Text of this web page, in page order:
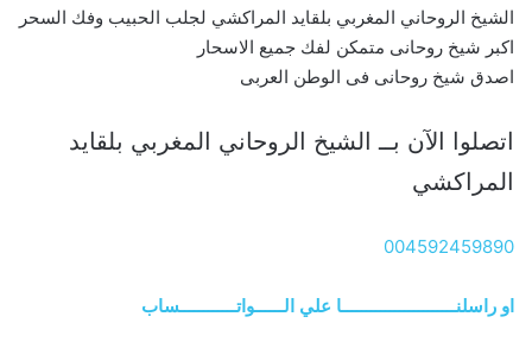
الشيخ الروحاني المغربي بلقايد المراكشي لجلب الحبيب وفك السحر
اكبر شيخ روحانى متمكن لفك جميع الاسحار
اصدق شيخ روحانى فى الوطن العربى
اتصلوا الآن بــ الشيخ الروحاني المغربي بلقايد
المراكشي
004592459890
او راسلنــــــــــــــــــــــــا علي الــــــواتــــــــــــساب